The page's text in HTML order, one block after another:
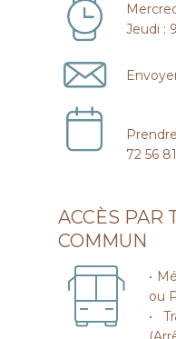
Jeudi :
72 56
ACCÈS PAR
COMMUN
•
ou
•